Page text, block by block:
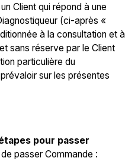
Client qui répond à une
(ci-après «
à la consultation et à
sans réserve par le Client
particulière du
sur les présentes
pour passer
passer Commande :